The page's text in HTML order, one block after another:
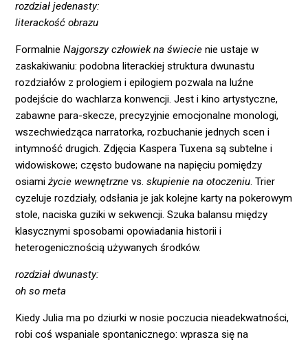
rozdział jedenasty:
literackość obrazu
FormalnieNajgorszy człowiek na świecie nie ustaje w
zaskakiwaniu: podobna literackiej struktura dwunastu
rozdziałów z prologiem i epilogiem pozwala na luźne
podejście do wachlarza konwencji. Jest i kino artystyczne,
zabawne para-skecze, precyzyjnie emocjonalne monologi,
wszechwiedząca narratorka, rozbuchanie jednych scen i
intymność drugich. Zdjęcia Kaspera Tuxena są subtelne i
widowiskowe; często budowane na napięciu pomiędzy
osiamiżycie wewnętrzne vs.skupienie na otoczeniu. Trier
cyzeluje rozdziały, odsłania je jak kolejne karty na pokerowym
stole, naciska guziki w sekwencji. Szuka balansu między
klasycznymi sposobami opowiadania historii i
heterogenicznością używanych środków.
rozdział dwunasty:
oh so meta
Kiedy Julia ma po dziurki w nosie poczucia nieadekwatności,
robi coś wspaniale spontanicznego: wprasza się na